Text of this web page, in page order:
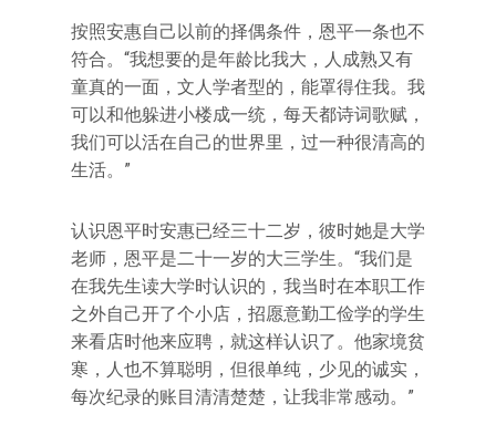
按照安惠自己以前的择偶条件，恩平一条也不
符合。“我想要的是年龄比我大，人成熟又有
童真的一面，文人学者型的，能罩得住我。我
可以和他躲进小楼成一统，每天都诗词歌赋，
我们可以活在自己的世界里，过一种很清高的
生活。”
认识恩平时安惠已经三十二岁，彼时她是大学
老师，恩平是二十一岁的大三学生。“我们是
在我先生读大学时认识的，我当时在本职工作
之外自己开了个小店，招愿意勤工俭学的学生
来看店时他来应聘，就这样认识了。他家境贫
寒，人也不算聪明，但很单纯，少见的诚实，
每次纪录的账目清清楚楚，让我非常感动。”